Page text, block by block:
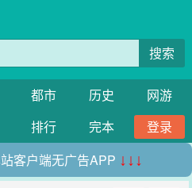
搜索
都市 历史
网游
排行 完本
登录
客户端无广告APP ↓↓↓